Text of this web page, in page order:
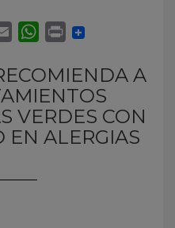
A
VERDES CON
EN ALERGIAS